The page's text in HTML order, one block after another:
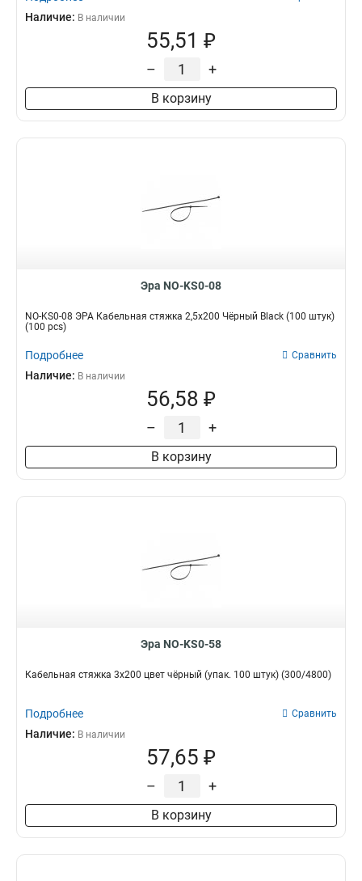
Наличие: В наличии
55,51 ₽
– +
В корзину
Эра NO-KS0-08
NO-KS0-08 ЭРА Кабельная стяжка 2,5х200 Чёрный Black (100 штук)
(100 pcs)
Подробнее Сравнить
Наличие: В наличии
56,58 ₽
– +
В корзину
Эра NO-KS0-58
Кабельная стяжка 3x200 цвет чёрный (упак. 100 штук) (300/4800)
Подробнее Сравнить
Наличие: В наличии
57,65 ₽
– +
В корзину